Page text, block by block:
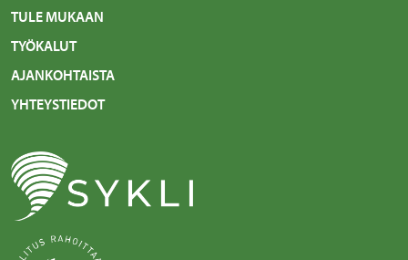
TULE MUKAAN
TYÖKALUT
AJANKOHTAISTA
YHTEYSTIEDOT